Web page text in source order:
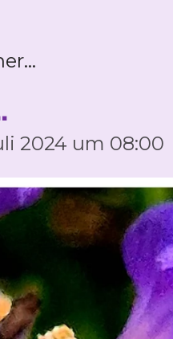
2024 um 08:00